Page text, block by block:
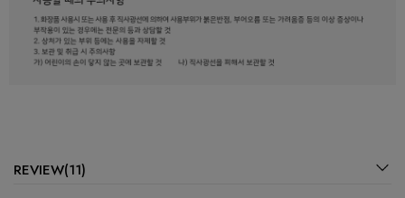
REVIEW(11)